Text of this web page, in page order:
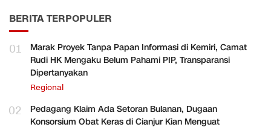
BERITA TERPOPULER
01
Marak Proyek Tanpa Papan Informasi di Kemiri, Camat
Rudi HK Mengaku Belum Pahami PIP, Transparansi
Dipertanyakan
Regional
02
Pedagang Klaim Ada Setoran Bulanan, Dugaan
Konsorsium Obat Keras di Cianjur Kian Menguat